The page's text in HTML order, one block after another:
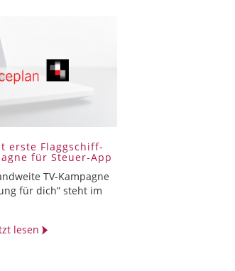
erste Flaggschiff-
für Steuer-App
TV-Kampagne
für dich” steht im
lesen